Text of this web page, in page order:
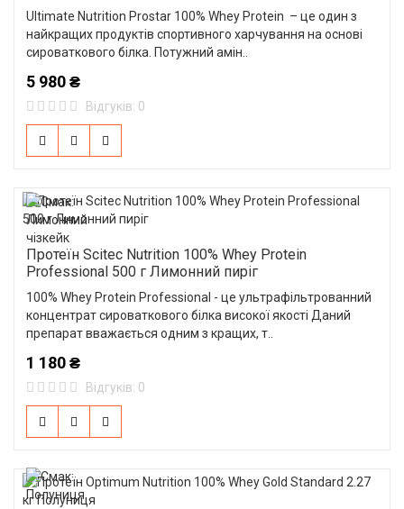
Ultimate Nutrition Prostar 100% Whey Protein – це один з
найкращих продуктів спортивного харчування на основі
сироваткового білка. Потужний амін..
5 980 ₴
Відгуків: 0
Протеїн Scitec Nutrition 100% Whey Protein
Professional 500 г Лимонний пиріг
100% Whey Protein Professional - це ультрафільтрованний
концентрат сироваткового білка високої якості Даний
препарат вважається одним з кращих, т..
1 180 ₴
Відгуків: 0